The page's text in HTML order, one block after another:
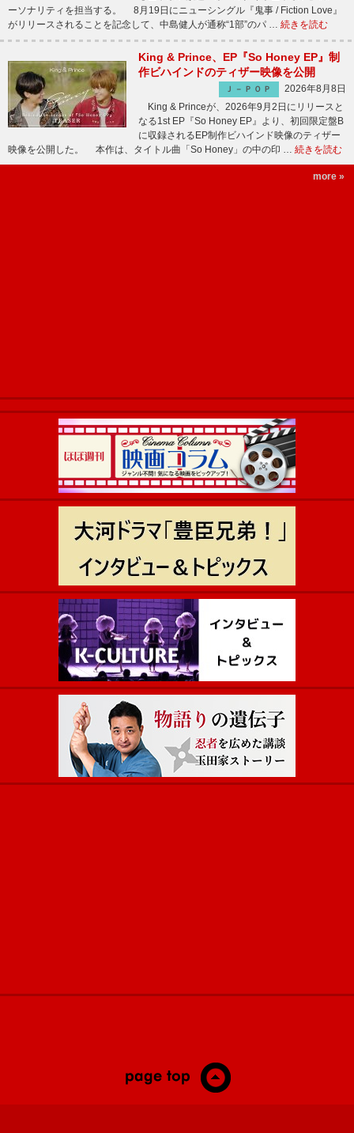
ーソナリティを担当する。 8月19日にニューシングル『鬼事 / Fiction Love』
がリリースされることを記念して、中島健人が通称“1部”のパ … 続きを読む
King & Prince、EP『So Honey EP』制
作ビハインドのティザー映像を公開
Ｊ－ＰＯＰ
2026年8月8日
King & Princeが、2026年9月2日にリリースと
なる1st EP『So Honey EP』より、初回限定盤B
に収録されるEP制作ビハインド映像のティザー
映像を公開した。 本作は、タイトル曲「So Honey」の中の印 … 続きを読む
more »